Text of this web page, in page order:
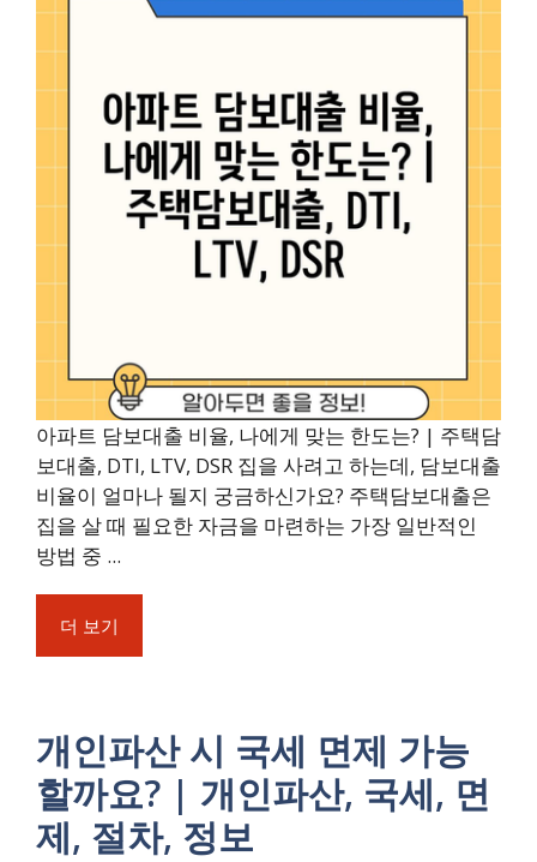
아파트 담보대출 비율, 나에게 맞는 한도는? | 주택담
보대출, DTI, LTV, DSR 집을 사려고 하는데, 담보대출
비율이 얼마나 될지 궁금하신가요? 주택담보대출은
집을 살 때 필요한 자금을 마련하는 가장 일반적인
방법 중 ...
더 보기
개인파산 시 국세 면제 가능
할까요? | 개인파산, 국세, 면
제, 절차, 정보